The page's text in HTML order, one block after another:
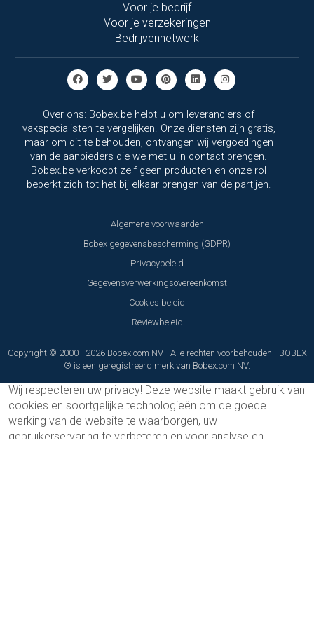
Voor je bedrijf
Voor je verzekeringen
Bedrijvennetwerk
Over ons: Bobex.be helpt u om leveranciers of
vakspecialisten te vergelijken. Onze diensten zijn gratis,
maar om dit te behouden, ontvangen wij vergoedingen
van de aanbieders die we met u in contact brengen.
Bobex.be verkoopt zelf geen producten en onze rol
beperkt zich tot het bij elkaar brengen van de partijen.
Algemene voorwaarden
Bobex gegevensbescherming (GDPR)
Privacybeleid
Gegevensverwerkingsovereenkomst
Cookies beleid
Reviewbeleid
Copyright © 2000 - 2026 Bobex.com NV - Alle rechten voorbehouden - BOBEX
® is een geregistreerd merk van Bobex.com NV.
Wij respecteren uw privacy! Deze website maakt gebruik van
cookies en soortgelijke technologieën om de goede
werking van de website te waarborgen, uw
gebruikerservaring te verbeteren en voor analyse en